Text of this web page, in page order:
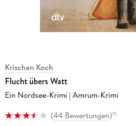
Krischan Koch
Flucht übers Watt
Ein Nordsee-Krimi | Amrum-Krimi
(44 Bewertungen)15